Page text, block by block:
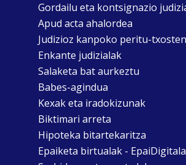
Gordailu eta kontsignazio
Apud acta ahalordea
Judizioz kanpoko peritu-
Enkante judizialak
Salaketa bat aurkeztu
Babes-agindua
Kexak eta iradokizunak
Biktimari arreta
Hipoteka bitartekaritza
Epaiketa birtualak - EpaiDigitala